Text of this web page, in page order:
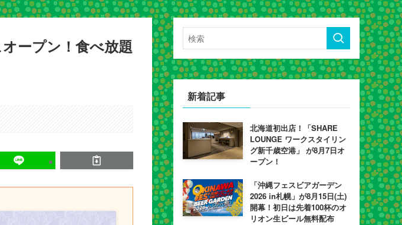
ープン！食べ放題
新着記事
北海道初出店！「SHARE
LOUNGE ワークスタイリン
グ新千歳空港」 が8月7日オ
ープン！
「沖縄フェスビアガーデン
2026 in札幌」が8月15日(土)
開幕！初日は先着100杯のオ
リオン生ビール無料配布